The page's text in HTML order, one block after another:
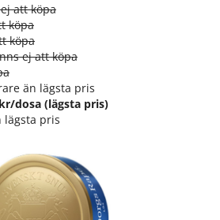
att köpa
köpa
köpa
ej att köpa
än lägsta pris
dosa (lägsta pris)
lägsta pris